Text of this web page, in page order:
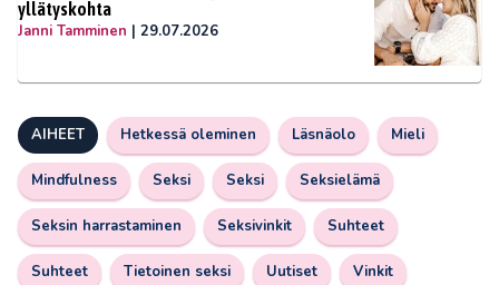
yllätyskohta
Janni Tamminen | 29.07.2026
AIHEET Hetkessä oleminen Läsnäolo Mieli
Mindfulness Seksi Seksi Seksielämä
Seksin harrastaminen Seksivinkit Suhteet
Suhteet Tietoinen seksi Uutiset Vinkit